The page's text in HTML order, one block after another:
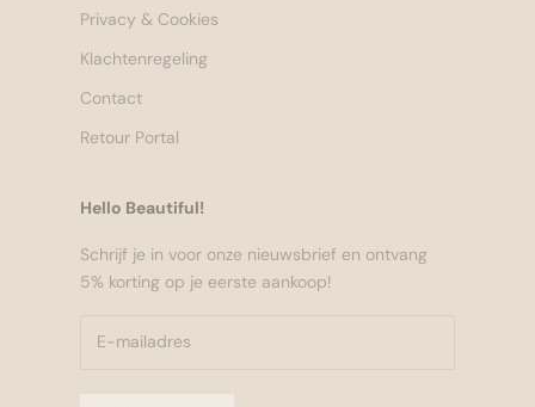
Privacy & Cookies
Klachtenregeling
Contact
Retour Portal
Hello Beautiful!
Schrijf je in voor onze nieuwsbrief en ontvang
5% korting op je eerste aankoop!